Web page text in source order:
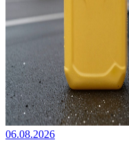
06.08.2026